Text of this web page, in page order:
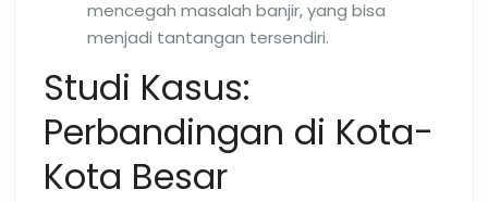
mencegah masalah banjir, yang bisa
menjadi tantangan tersendiri.
Studi Kasus:
Perbandingan di Kota-
Kota Besar